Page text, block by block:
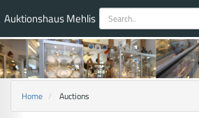
Auktionshaus Mehlis
Home Auctions